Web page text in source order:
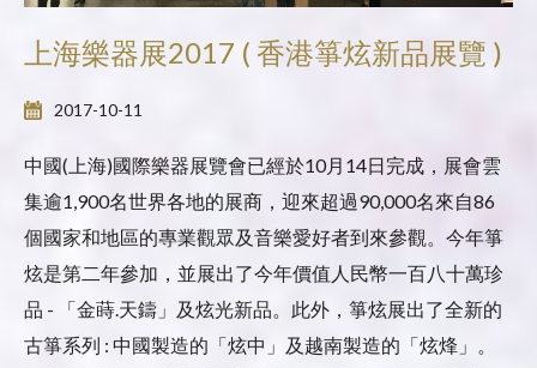
上海樂器展2017 ( 香港箏炫新品展覽 )
2017-10-11
中國(上海)國際樂器展覽會已經於10月14日完成，展會雲
集逾1,900名世界各地的展商，迎來超過90,000名來自86
個國家和地區的專業觀眾及音樂愛好者到來參觀。今年箏
炫是第二年參加，並展出了今年價值人民幣一百八十萬珍
品 - 「金蒔.天鑄」及炫光新品。此外，箏炫展出了全新的
古箏系列 : 中國製造的「炫中」及越南製造的「炫烽」。